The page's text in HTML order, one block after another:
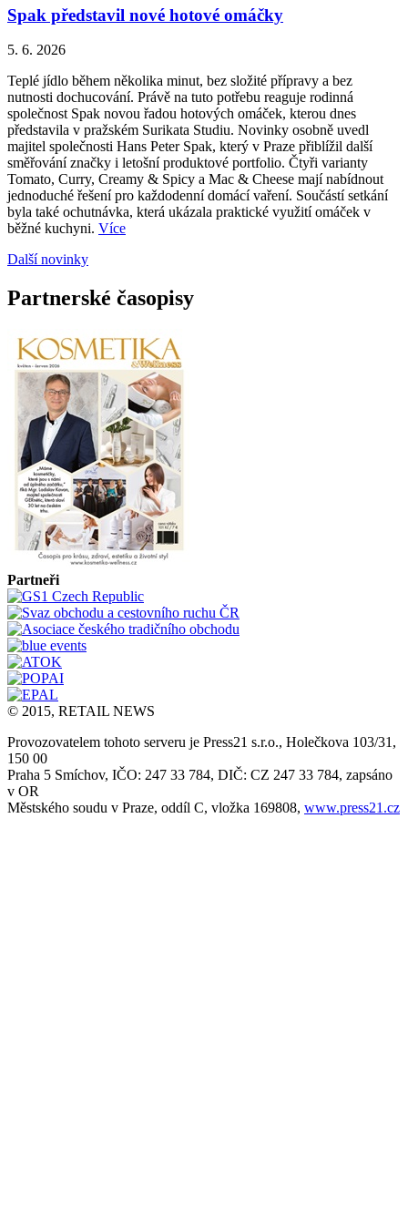
Spak představil nové hotové omáčky
5. 6. 2026
Teplé jídlo během několika minut, bez složité přípravy a bez
nutnosti dochucování. Právě na tuto potřebu reaguje rodinná
společnost Spak novou řadou hotových omáček, kterou dnes
představila v pražském Surikata Studiu. Novinky osobně uvedl
majitel společnosti Hans Peter Spak, který v Praze přiblížil další
směřování značky i letošní produktové portfolio. Čtyři varianty
Tomato, Curry, Creamy & Spicy a Mac & Cheese mají nabídnout
jednoduché řešení pro každodenní domácí vaření. Součástí setkání
byla také ochutnávka, která ukázala praktické využití omáček v
běžné kuchyni. Více
Další novinky
Partnerské časopisy
Partneři
© 2015, RETAIL NEWS
Provozovatelem tohoto serveru je Press21 s.r.o., Holečkova 103/31,
150 00
Praha 5 Smíchov, IČO: 247 33 784, DIČ: CZ 247 33 784, zapsáno
v OR
Městského soudu v Praze, oddíl C, vložka 169808, www.press21.cz